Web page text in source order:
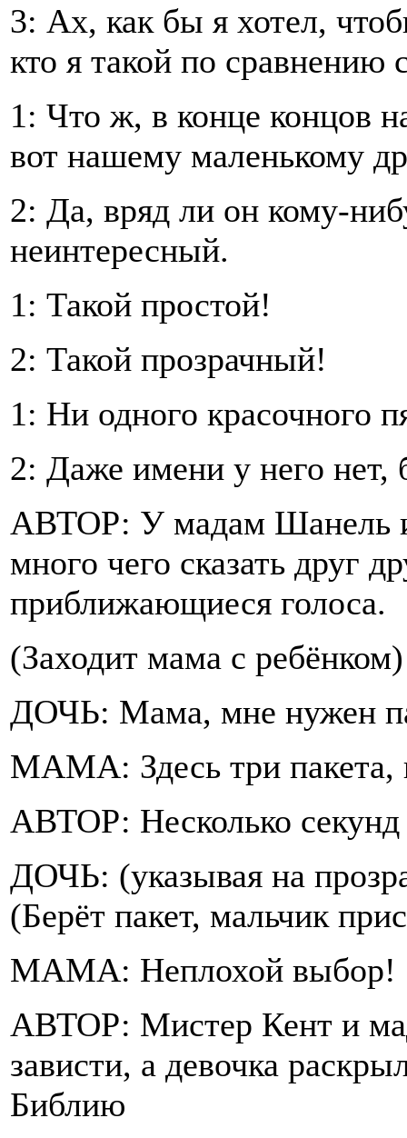
3: Ах, как бы я хотел,
кто я такой по
1: Что ж, в конце концов
вот нашему маленькому
2: Да, вряд ли он кому-
неинтересный.
1: Такой простой!
2: Такой прозрачный!
1: Ни одного красочного
2: Даже имени у него
АВТОР: У мадам Шанель
много чего сказать друг
приближающиеся голоса.
(Заходит мама с ребёнком)
ДОЧЬ: Мама, мне нужен
МАМА: Здесь три пакета,
АВТОР: Несколько
ДОЧЬ: (указывая на
(Берёт пакет, мальчик
МАМА: Неплохой выбор!
АВТОР: Мистер Кент и
зависти, а девочка
Библию